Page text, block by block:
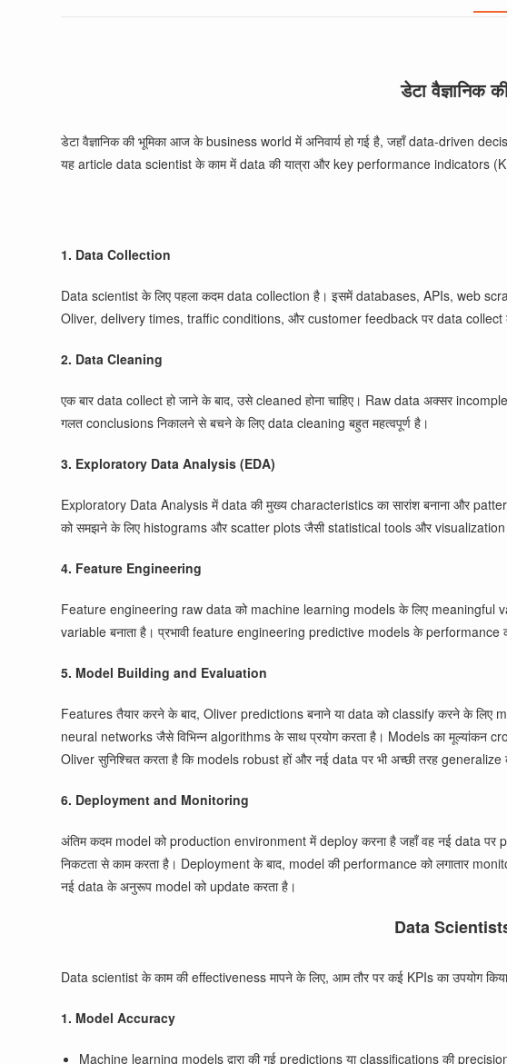
डेटा वैज्ञानिक
डेटा वैज्ञानिक की भूमिका आज के business world में अनिवार्य हो गई है, जहाँ data-driven
यह article data scientist के काम में data की यात्रा और key performance indicators
1. Data Collection
Data scientist के लिए पहला कदम data collection है। इसमें databases, APIs, web
Oliver, delivery times, traffic conditions, और customer feedback पर data collect
2. Data Cleaning
एक बार data collect हो जाने के बाद, उसे cleaned होना चाहिए। Raw data अक्सर
गलत conclusions निकालने से बचने के लिए data cleaning बहुत महत्वपूर्ण है।
3. Exploratory Data Analysis (EDA)
Exploratory Data Analysis में data की मुख्य characteristics का सारांश बनाना और
को समझने के लिए histograms और scatter plots जैसी statistical tools और visualization
4. Feature Engineering
Feature engineering raw data को machine learning models के लिए meaningful
variable बनाता है। प्रभावी feature engineering predictive models के performance
5. Model Building and Evaluation
Features तैयार करने के बाद, Oliver predictions बनाने या data को classify करने के
neural networks जैसे विभिन्न algorithms के साथ प्रयोग करता है। Models का
Oliver सुनिश्चित करता है कि models robust हों और नई data पर भी अच्छी तरह generalize
6. Deployment and Monitoring
अंतिम कदम model को production environment में deploy करना है जहाँ वह नई data
निकटता से काम करता है। Deployment के बाद, model की performance को लगातार
नई data के अनुरूप model को update करता है।
Data
Data scientist के काम की effectiveness मापने के लिए, आम तौर पर कई KPIs का उपयोग
1. Model Accuracy
Machine learning models द्वारा की गई predictions या classifications की precision